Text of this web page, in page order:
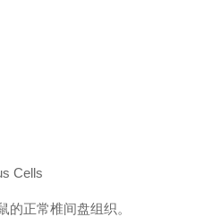
Cells
的正常椎间盘组织。